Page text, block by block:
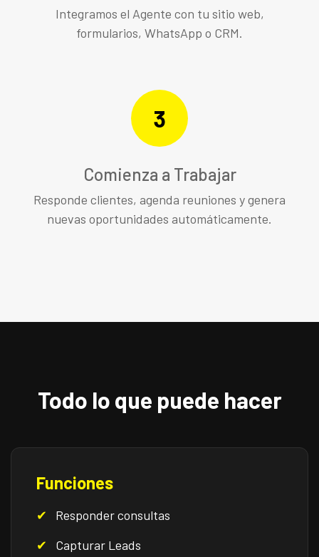
Integramos el Agente con tu sitio web,
formularios, WhatsApp o CRM.
3
Comienza a Trabajar
Responde clientes, agenda reuniones y genera
nuevas oportunidades automáticamente.
Todo lo que puede hacer
Funciones
Responder consultas
Capturar Leads